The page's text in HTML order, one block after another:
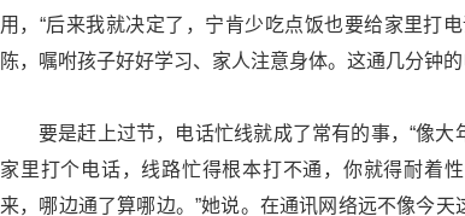
用，“后来我就决定了，宁肯少吃点饭也要给家里打
陈，嘱咐孩子好好学习、家人注意身体。这通几分钟
要是赶上过节，电话忙线就成了常有的事，“像
家里打个电话，线路忙得根本打不通，你就得耐着
来，哪边通了算哪边。”她说。在通讯网络远不像今